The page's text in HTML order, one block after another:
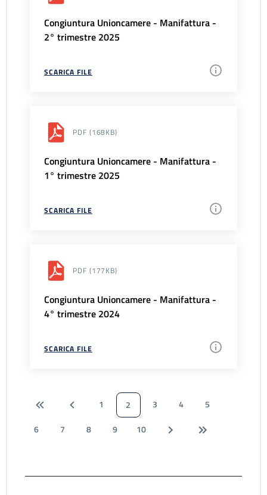
Congiuntura Unioncamere - Manifattura -
2° trimestre 2025
SCARICA FILE
PDF (168KB)
Congiuntura Unioncamere - Manifattura -
1° trimestre 2025
SCARICA FILE
PDF (177KB)
Congiuntura Unioncamere - Manifattura -
4° trimestre 2024
SCARICA FILE
1 2 3 4
5
6
7 8 9 10